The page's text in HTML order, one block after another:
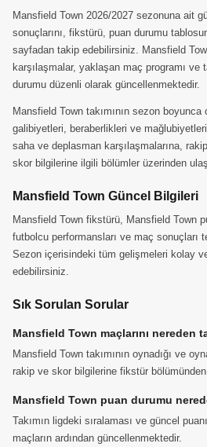
Mansfield Town 2026/2027 sezonuna ait
sonuçlarını, fikstürü, puan durumu
sayfadan takip edebilirsiniz. Mansfield
karşılaşmalar, yaklaşan maç programı ve
durumu düzenli olarak güncellenmektedir.
Mansfield Town takımının sezon boyunca
galibiyetleri, beraberlikleri ve
saha ve deplasman karşılaşmalarına,
skor bilgilerine ilgili bölümler üzerinden
Mansfield Town Güncel Bilgileri
Mansfield Town fikstürü, Mansfield Town
futbolcu performansları ve maç sonuçları
Sezon içerisindeki tüm gelişmeleri kolay
edebilirsiniz.
Sık Sorulan Sorular
Mansfield Town maçlarını nereden
Mansfield Town takımının oynadığı ve
rakip ve skor bilgilerine fikstür
Mansfield Town puan durumu
Takımın ligdeki sıralaması ve güncel
maçların ardından güncellenmektedir.